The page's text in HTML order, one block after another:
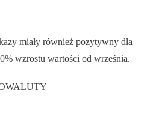
miały również pozytywny dla
wzrostu wartości od września.